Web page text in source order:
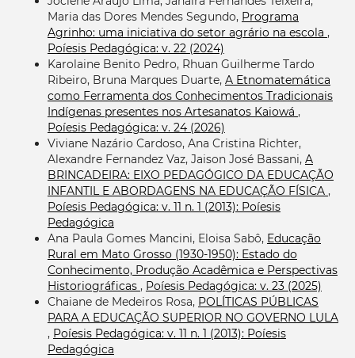
Maria das Dores Mendes Segundo, Programa
Agrinho: uma iniciativa do setor agrário na escola ,
Poíesis Pedagógica: v. 22 (2024)
Karolaine Benito Pedro, Rhuan Guilherme Tardo
Ribeiro, Bruna Marques Duarte, A Etnomatemática
como Ferramenta dos Conhecimentos Tradicionais
Indígenas presentes nos Artesanatos Kaiowá ,
Poíesis Pedagógica: v. 24 (2026)
Viviane Nazário Cardoso, Ana Cristina Richter,
Alexandre Fernandez Vaz, Jaison José Bassani, A
BRINCADEIRA: EIXO PEDAGÓGICO DA EDUCAÇÃO
INFANTIL E ABORDAGENS NA EDUCAÇÃO FÍSICA ,
Poíesis Pedagógica: v. 11 n. 1 (2013): Poíesis
Pedagógica
Ana Paula Gomes Mancini, Eloisa Sabô, Educação
Rural em Mato Grosso (1930-1950): Estado do
Conhecimento, Produção Acadêmica e Perspectivas
Historiográficas , Poíesis Pedagógica: v. 23 (2025)
Chaiane de Medeiros Rosa, POLÍTICAS PÚBLICAS
PARA A EDUCAÇÃO SUPERIOR NO GOVERNO LULA
, Poíesis Pedagógica: v. 11 n. 1 (2013): Poíesis
Pedagógica